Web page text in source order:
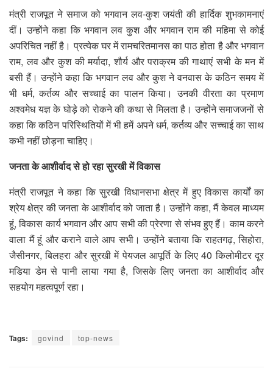
मंत्री राजपूत ने समाज को भगवान लव-कुश जयंती की हार्दिक शुभकामनाएं
दीं। उन्होंने कहा कि भगवान लव कुश और भगवान राम की महिमा से कोई
अपरिचित नहीं है। प्रत्येक घर में रामचरितमानस का पाठ होता है और भगवान
राम, लव और कुश की मर्यादा, शौर्य और पराक्रम की गाथाएं सभी के मन में
बसी हैं। उन्होंने कहा कि भगवान लव और कुश ने वनवास के कठिन समय में
भी धर्म, कर्तव्य और सच्चाई का पालन किया। उनकी वीरता का प्रमाण
अश्वमेध यज्ञ के घोड़े को रोकने की कथा से मिलता है। उन्होंने समाजजनों से
कहा कि कठिन परिस्थितियों में भी हमें अपने धर्म, कर्तव्य और सच्चाई का साथ
कभी नहीं छोड़ना चाहिए।
जनता के आशीर्वाद से हो रहा सुरखी में विकास
मंत्री राजपूत ने कहा कि सुरखी विधानसभा क्षेत्र में हुए विकास कार्यों का
श्रेय क्षेत्र की जनता के आशीर्वाद को जाता है। उन्होंने कहा, मैं केवल माध्यम
हूं, विकास कार्य भगवान और आप सभी की प्रेरणा से संभव हुए हैं। काम करने
वाला मैं हूं और कराने वाले आप सभी। उन्होंने बताया कि राहतगढ़, सिहोरा,
जैसीनगर, बिलहरा और सुरखी में पेयजल आपूर्ति के लिए 40 किलोमीटर दूर
मडिया डेम से पानी लाया गया है, जिसके लिए जनता का आशीर्वाद और
सहयोग महत्वपूर्ण रहा।
Tags: govind top-news